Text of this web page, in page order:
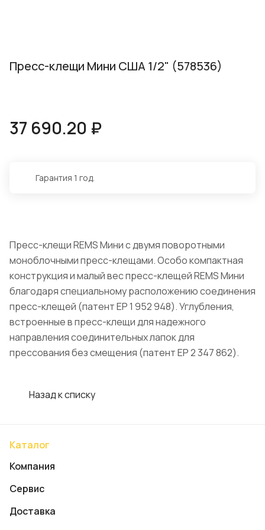
Пресс-клещи Мини США 1/2" (578536)
37 690.20 ₽
Гарантия 1 год.
Пресс-клещи REMS Мини с двумя поворотными
моноблочными пресс-клещами. Особо компактная
конструкция и малый вес пресс-клещей REMS Мини
благодаря специальному расположению соединения
пресс-клещей (патент EP 1 952 948). Углубления,
встроенные в пресс-клещи для надежного
направления соединительных лапок для
прессования без смещения (патент EP 2 347 862).
Назад к списку
Каталог
Компания
Сервис
Доставка